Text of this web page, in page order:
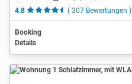
4.8
( 307 Bewertungen )
Booking
Details